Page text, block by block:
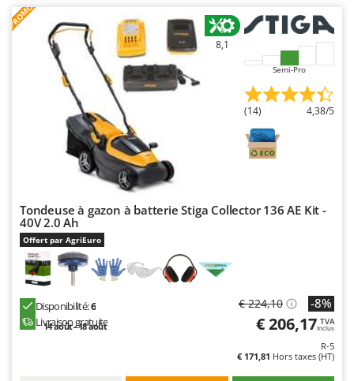
PROMO
8,1
Semi-Pro
(14) 4,38/5
Tondeuse à gazon à batterie Stiga Collector 136 AE Kit -
40V 2.0 Ah
Offert par AgriEuro
Disponibilité:6
Livraison gratuite
14 août - 18 août
€ 224,10 -8%
€ 206,17 TVA
Inclus
R-5
€ 171,81 Hors taxes (HT)